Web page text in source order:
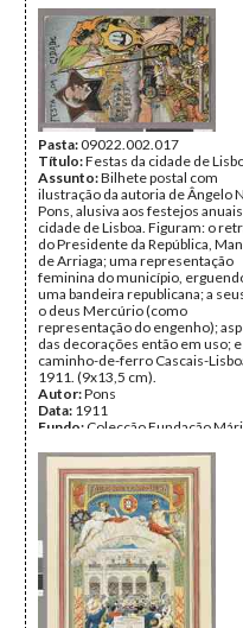
Pasta:09022.002.017
Título:Festas da cidade de
Assunto:Bilhete postal com
ilustração da autoria de Ângelo
Pons, alusiva aos festejos
cidade de Lisboa. Figuram: o
do Presidente da República,
de Arriaga; uma representação
feminina do município,
uma bandeira republicana; a
o deus Mercúrio (como
representação do engenho);
das decorações então em uso;
caminho-de-ferro Cascais-
1911. (9x13,5 cm).
Autor:Pons
Data: 1911
Fundo: Colecção Fundação
Tipo Documental:ARTE
Página(s):1